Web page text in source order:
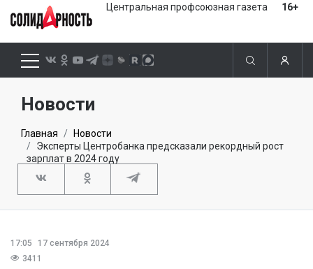
Центральная профсоюзная газета 16+
Новости
Главная
Новости
Эксперты Центробанка предсказали рекордный рост
зарплат в 2024 году
17:05
17 сентября 2024
3411